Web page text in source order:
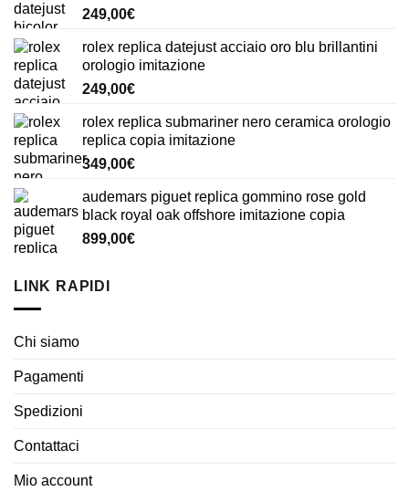
249,00€
rolex replica datejust acciaio oro blu brillantini
orologio imitazione
249,00€
rolex replica submariner nero ceramica orologio
replica copia imitazione
349,00€
audemars piguet replica gommino rose gold
black royal oak offshore imitazione copia
899,00€
LINK RAPIDI
Chi siamo
Pagamenti
Spedizioni
Contattaci
Mio account